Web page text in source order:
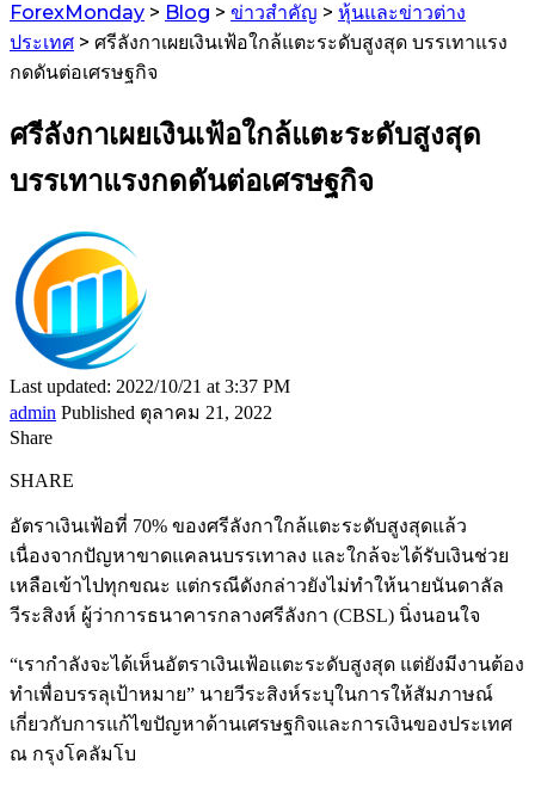
ForexMonday > Blog > ข่าวสำคัญ > หุ้นและข่าวต่าง
ประเทศ > ศรีลังกาเผยเงินเฟ้อใกล้แตะระดับสูงสุด บรรเทาแรง
กดดันต่อเศรษฐกิจ
ศรีลังกาเผยเงินเฟ้อใกล้แตะระดับสูงสุด
บรรเทาแรงกดดันต่อเศรษฐกิจ
Last updated: 2022/10/21 at 3:37 PM
admin Published ตุลาคม 21, 2022
Share
SHARE
อัตราเงินเฟ้อที่ 70% ของศรีลังกาใกล้แตะระดับสูงสุดแล้ว
เนื่องจากปัญหาขาดแคลนบรรเทาลง และใกล้จะได้รับเงินช่วย
เหลือเข้าไปทุกขณะ แต่กรณีดังกล่าวยังไม่ทำให้นายนันดาลัล
วีระสิงห์ ผู้ว่าการธนาคารกลางศรีลังกา (CBSL) นิ่งนอนใจ
“เรากำลังจะได้เห็นอัตราเงินเฟ้อแตะระดับสูงสุด แต่ยังมีงานต้อง
ทำเพื่อบรรลุเป้าหมาย” นายวีระสิงห์ระบุในการให้สัมภาษณ์
เกี่ยวกับการแก้ไขปัญหาด้านเศรษฐกิจและการเงินของประเทศ
ณ กรุงโคลัมโบ